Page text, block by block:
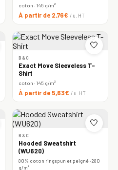
coton · 145 g/m²
À partir de 2,76€ / u. HT
🤍
B&C
Exact Move Sleeveless T-
Shirt
coton · 145 g/m²
À partir de 5,63€ / u. HT
🤍
B&C
Hooded Sweatshirt
(WU620)
80% coton ringspun et peigné · 280
g/m²